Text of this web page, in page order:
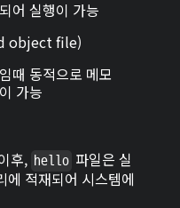
어 실행이 가능
object file)
때 동적으로 메모
가능
후, hello 파일은 실
에 적재되어 시스템에